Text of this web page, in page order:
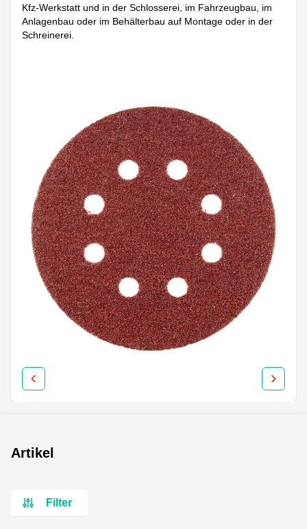
Kfz-Werkstatt und in der Schlosserei, im Fahrzeugbau, im
Anlagenbau oder im Behälterbau auf Montage oder in der
Schreinerei.
Artikel
Filter